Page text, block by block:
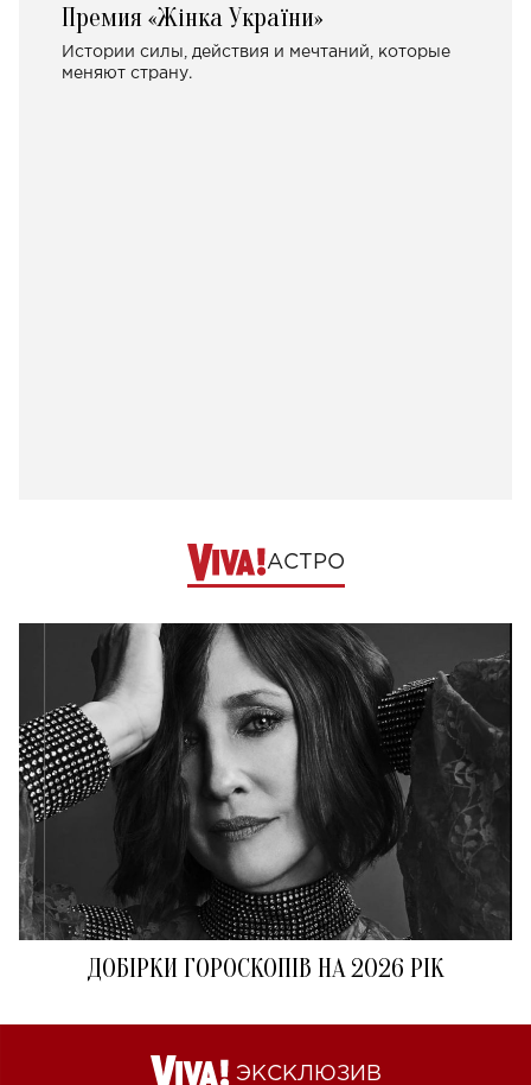
Премия «Жінка України»
Истории силы, действия и мечтаний, которые
меняют страну.
АСТРО
ДОБІРКИ ГОРОСКОПІВ НА 2026 РІК
ЭКСКЛЮЗИВ